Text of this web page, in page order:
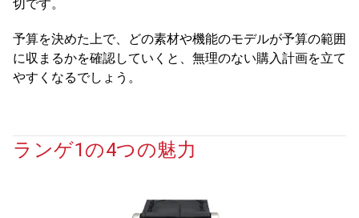
切です。
予算を決めた上で、どの素材や機能のモデルが予算の範囲
に収まるかを確認していくと、無理のない購入計画を立て
やすくなるでしょう。
ランゲ1の4つの魅力